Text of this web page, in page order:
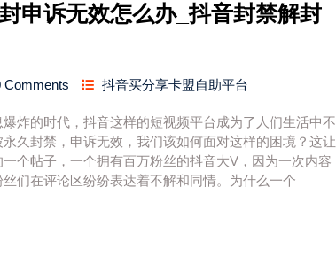
申诉无效怎么办_抖音封禁解封
Comments 抖音买分享卡盟自助平台
炸的时代，抖音这样的短视频平台成为了人们生活中不
久封禁，申诉无效，我们该如何面对这样的困境？这让
个帖子，一个拥有百万粉丝的抖音大V，因为一次内容
们在评论区纷纷表达着不解和同情。为什么一个